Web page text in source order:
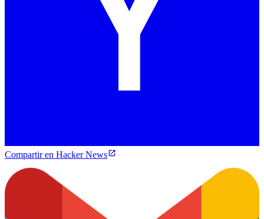
Compartir en Hacker News